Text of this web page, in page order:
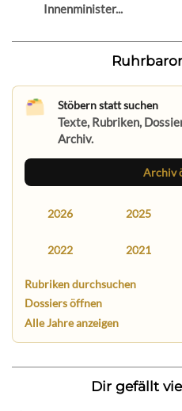
Innenminister...
Stöbern statt suchen
Texte, Rubriken,
Archiv.
Archiv
2026 2025
2022 2021
Rubriken durchsuchen
Dossiers öffnen
Alle Jahre anzeigen
Dir gefällt